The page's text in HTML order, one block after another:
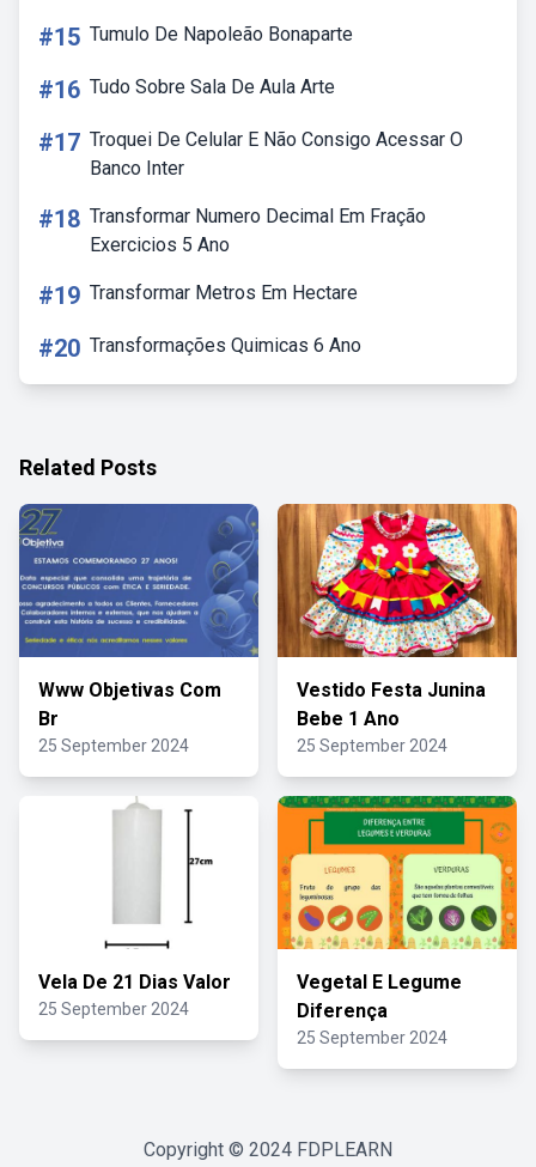
#15 Tumulo De Napoleão Bonaparte
#16 Tudo Sobre Sala De Aula Arte
#17 Troquei De Celular E Não Consigo Acessar O
Banco Inter
#18 Transformar Numero Decimal Em Fração
Exercicios 5 Ano
#19 Transformar Metros Em Hectare
#20 Transformações Quimicas 6 Ano
Related Posts
Www Objetivas Com
Br
25 September 2024
Vestido Festa Junina
Bebe 1 Ano
25 September 2024
Vela De 21 Dias Valor
25 September 2024
Vegetal E Legume
Diferença
25 September 2024
Copyright © 2024 FDPLEARN